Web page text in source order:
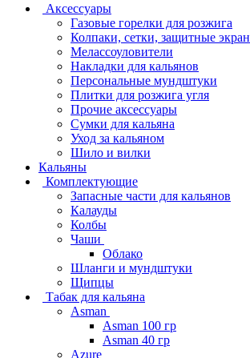
Аксессуары
Газовые горелки для розжига
Колпаки, сетки, защитные
Мелассоуловители
Накладки для кальянов
Персональные мундштуки
Плитки для розжига угля
Прочие аксессуары
Сумки для кальяна
Уход за кальяном
Шило и вилки
Кальяны
Комплектующие
Запасные части для кальянов
Калауды
Колбы
Чаши
Облако
Шланги и мундштуки
Щипцы
Табак для кальяна
Asman
Asman 100 гр
Asman 40 гр
Azure